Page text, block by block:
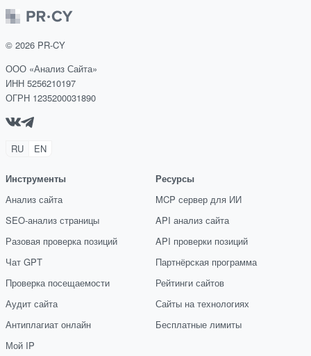
© 2026 PR-CY
ООО «Анализ Сайта»
ИНН 5256210197
ОГРН 1235200031890
RU EN
Инструменты
Анализ сайта
SEO-анализ страницы
Разовая проверка позиций
Чат GPT
Проверка посещаемости
Аудит сайта
Антиплагиат онлайн
Мой IP
Ресурсы
MCP сервер для ИИ
API анализ сайта
API проверки позиций
Партнёрская программа
Рейтинги сайтов
Сайты на технологиях
Бесплатные лимиты